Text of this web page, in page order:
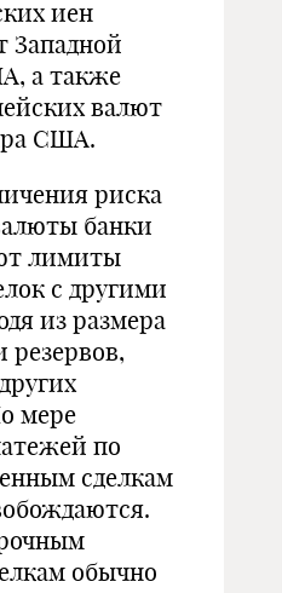
иен
Западной
а также
валют
США.
риска
банки
лимиты
с другими
из размера
резервов,
мере
по
сделкам
обычно